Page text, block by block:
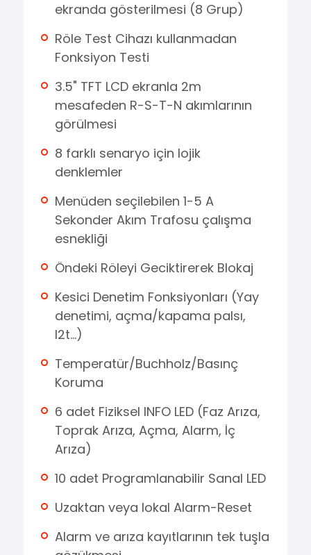
ekranda gösterilmesi (8 Grup)
Röle Test Cihazı kullanmadan
Fonksiyon Testi
3.5" TFT LCD ekranla 2m
mesafeden R-S-T-N akımlarının
görülmesi
8 farklı senaryo için lojik
denklemler
Menüden seçilebilen 1-5 A
Sekonder Akım Trafosu çalışma
esnekliği
Öndeki Röleyi Geciktirerek Blokaj
Kesici Denetim Fonksiyonları (Yay
denetimi, açma/kapama palsı,
I2t...)
Temperatür/Buchholz/Basınç
Koruma
6 adet Fiziksel INFO LED (Faz Arıza,
Toprak Arıza, Açma, Alarm, İç
Arıza)
10 adet Programlanabilir Sanal LED
Uzaktan veya lokal Alarm-Reset
Alarm ve arıza kayıtlarının tek tuşla